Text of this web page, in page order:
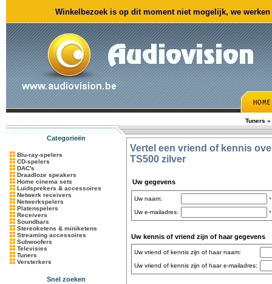
Winkelbezoek is op dit moment niet mogelijk, we
Tuners »
Categorieën
Blu-ray-spelers
CD-spelers
DAC's
Draadloze speakers
Home cinema sets
Luidsprekers & accessoires
Netwerk receivers
Netwerkspelers
Platenspelers
Receivers
Soundbars
Stereoketens & miniketens
Streaming accessoires
Subwoofers
Televisies
Tuners
Versterkers
Snel zoeken
Vertel een vriend of kennis
TS500 zilver
Uw gegevens
Uw naam:
*
Uw e-mailadres:
*
Uw kennis of vriend zijn of haar gegevens
Uw vriend of kennis zijn of haar naam:
Uw vriend of kennis zijn of haar e-mailadres: